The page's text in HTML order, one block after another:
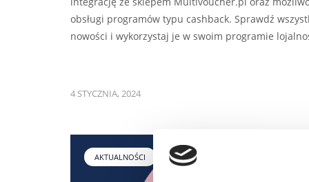
obsługi programów typu cashback. Sprawdź
nowości i wykorzystaj je w swoim programie
4 STYCZNIA, 2024
AKTUALNOŚCI